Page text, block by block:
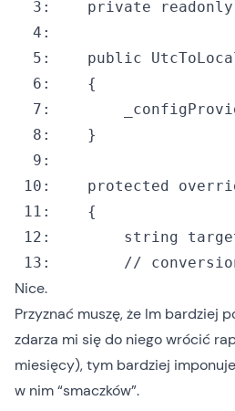
  3:
private
readonly
  4:
  5:
public
  6:
  7:
  8:
  9:
10:
protected
11:
12:
string
13:
//
Nice.
Przyznać muszę, że Im bardziej
zdarza mi się do niego wrócić
miesięcy), tym bardziej
w nim “smaczków”.